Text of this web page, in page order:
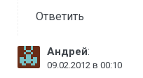
Ответить
Андрей:
09.02.2012 в 00:10